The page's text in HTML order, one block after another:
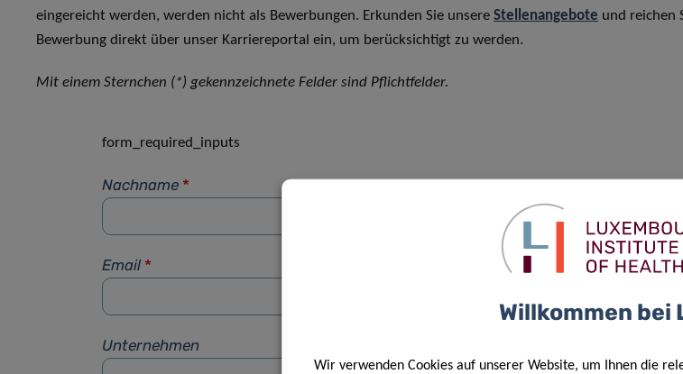
eingereicht werden, werden nicht als Bewerbungen. Erkunden Sie unsere Stellenangebote und reichen
Bewerbung direkt über unser Karriereportal ein, um berücksichtigt zu werden.
Mit einem Sternchen (*) gekennzeichnete Felder sind Pflichtfelder.
form_required_inputs
Nachname * Vorname*
Email *
Unternehmen
Willkommen bei
Wir verwenden Cookies auf unserer Website, um Ihnen die